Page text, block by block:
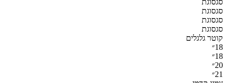
סגסוגת
סגסוגת
סגסוגת
קוטר גלגלים
18״
18״
20״
21״